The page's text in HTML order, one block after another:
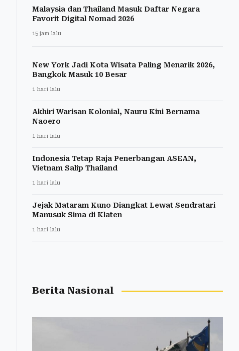
Malaysia dan Thailand Masuk Daftar Negara
Favorit Digital Nomad 2026
15 jam lalu
New York Jadi Kota Wisata Paling Menarik 2026,
Bangkok Masuk 10 Besar
1 hari lalu
Akhiri Warisan Kolonial, Nauru Kini Bernama
Naoero
1 hari lalu
Indonesia Tetap Raja Penerbangan ASEAN,
Vietnam Salip Thailand
1 hari lalu
Jejak Mataram Kuno Diangkat Lewat Sendratari
Manusuk Sima di Klaten
1 hari lalu
Berita Nasional